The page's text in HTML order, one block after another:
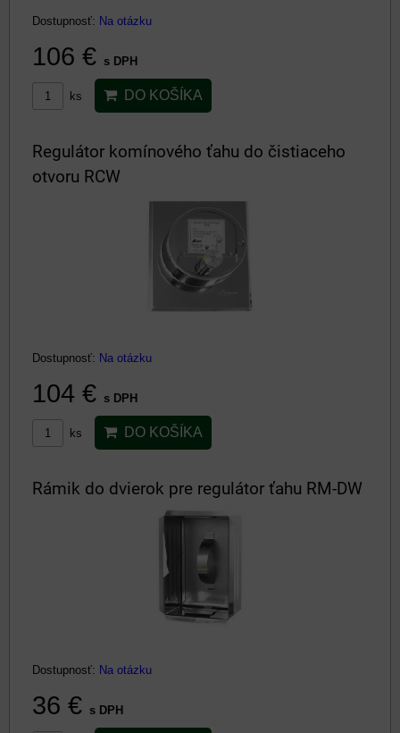
Dostupnosť: Na otázku
106 € s DPH
ks DO KOŠÍKA
Regulátor komínového ťahu do čistiaceho
otvoru RCW
Dostupnosť: Na otázku
104 € s DPH
ks DO KOŠÍKA
Rámik do dvierok pre regulátor ťahu RM-DW
Dostupnosť: Na otázku
36 € s DPH